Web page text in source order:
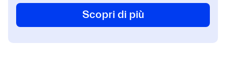
Scopri di più